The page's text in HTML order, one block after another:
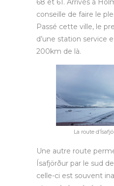
68 et 61. Arrivés à
conseille de faire le
Passé cette ville, le
d’une station service
200km de là.
La route
Une autre route
Ísafjörður par le sud
celle-ci est souvent